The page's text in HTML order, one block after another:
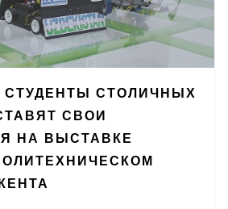
СТОЛИЧНЫХ
СВОИ
НА ВЫСТАВКЕ